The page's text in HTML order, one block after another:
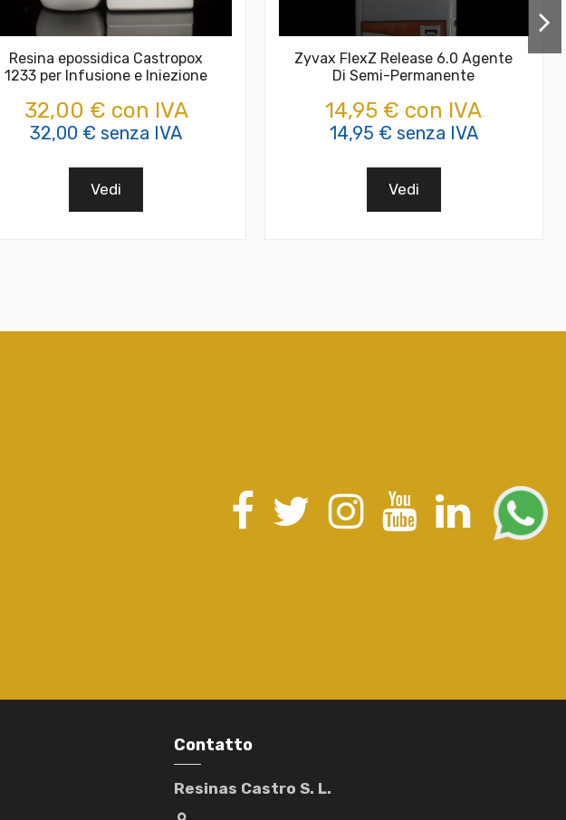
Resina epossidica Castropox
1233 per Infusione e Iniezione
32,00 € con IVA
32,00 € senza IVA
Vedi
Zyvax FlexZ Release 6.0 Agente
Di Semi-Permanente
14,95 € con IVA
14,95 € senza IVA
Vedi
Contatto
Resinas Castro S. L.